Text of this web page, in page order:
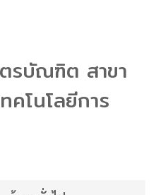
รบัณฑิต สาขา
คโนโลยีการ